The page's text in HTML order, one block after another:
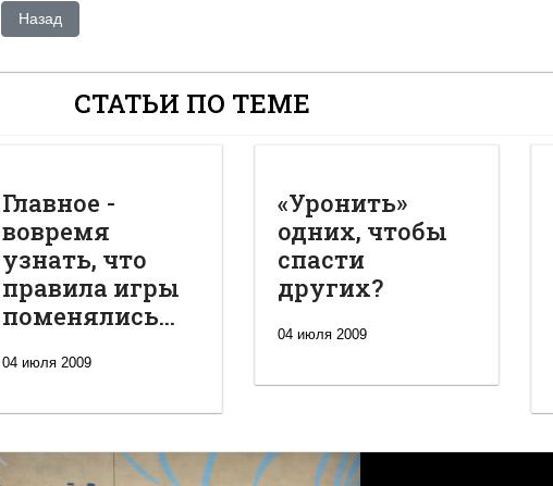
Предыдущий: Мустафа Джемилев отказался от встречи с Назарбаевым
Назад
СТАТЬИ ПО ТЕМЕ
Главное -
вовремя
узнать, что
правила игры
поменялись...
04 июля 2009
«Уронить»
одних, чтобы
спасти
других?
04 июля 2009